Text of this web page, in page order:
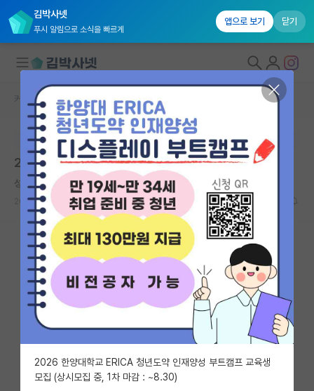
김박사넷
푸시 알림으로 소식을 빠르게
앱으로 보기 닫기
대학원생 모집
국내대학원 정보
연구실&오픈랩
커뮤니티
커뮤니티 홈
전체글보기
베스트 게시판
IF 명예의전당
자유 게시판(아무개랩)
미국 유학 게시판
커뮤니티 홈 장학금/장학생 게시판
본문이 수정되지 않는 박제글입니다.
2026년 박사우수장학금(이공계) 업무처리기준
성실한 버지니아 울프
2026.05.19 0 1186
2026 한양대학교 ERICA 청년도약 인재양성 부트캠프 교육생
모집 (상시모집 중, 1차 마감 : ~8.30)